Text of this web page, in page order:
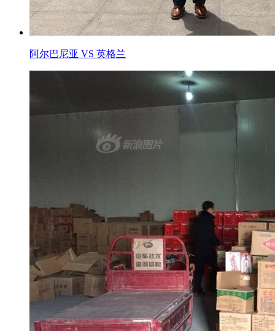
阿尔巴尼亚 VS 英格兰